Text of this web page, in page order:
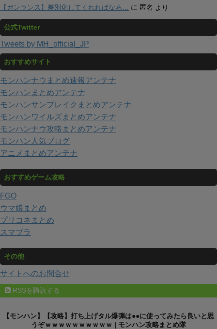
【ガンランス】差別化してくれればなあ…
に 匿名 より
公式Twitter
Tweets by MH_official_JP
おすすめサイト
モンハンナウまとめ速報アンテナ
モンハンまとめアンテナ
モンハンサンブレイクまとめアンテナ
モンハンワイルズまとめアンテナ
モンハンナウ攻略まとめアンテナ
モンハン人気ブログ
アニメまとめアンテナ
おすすめゲーム攻略
FGO
ウマ娘まとめ
プリコネまとめ
スマブラ
その他
サイトへのお問合せ
RSSを購読する
【モンハン】【攻略】打ち上げタル爆弾は●●に使ってみたら良いと思
うぞｗｗｗｗｗｗｗｗｗｗ | モンハン攻略まとめ隊